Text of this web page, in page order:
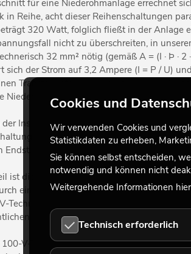
für eine Niederohmanlage errechnet
in Reihe, acht dieser Reihenschaltungen
320 Watt, folglich fließt in der Anlage
nicht zu überschreiten, in
32 mm² nötig (gemäß A = (I · Þ ·
sich der Strom auf 3,2 Ampere (I = P / U)
Transformatoren, die wir für unsere
Niederohmanlage.
Installateur bei einer ELA keine
wie in obigem Beispiel
abgleichen.
ist die durch unterschiedliche Trafo-
einen vorgeschalteten Lautstärkesteller.
Technik ist somit erste Wahl für die
Einrichtungen sowie in größeren
V-Technik oftmals eine schlechte
Cookies und
Wir verwenden Cookies und
Statistikdaten zu erheben,
Sie können selbst entscheiden,
notwendig und können nicht
Weitergehende Informationen
Technisch erforderlich